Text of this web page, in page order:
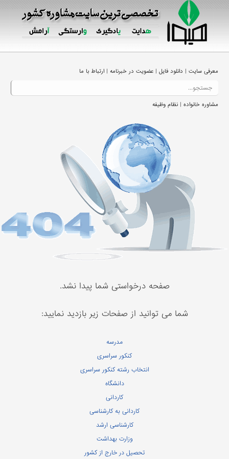
معرفی سایت| دانلود فایل| عضویت در خبرنامه| ارتباط با ما
مشاوره خانواده| نظام وظیفه
صفحه درخواستی شما پیدا نشد.
شما می توانید از صفحات زیر بازدید نمایید:
مدرسه
کنکور سراسری
انتخاب رشته کنکور سراسری
دانشگاه
کاردانی
کاردانی به کارشناسی
کارشناسی ارشد
وزارت بهداشت
تحصیل در خارج از کشور